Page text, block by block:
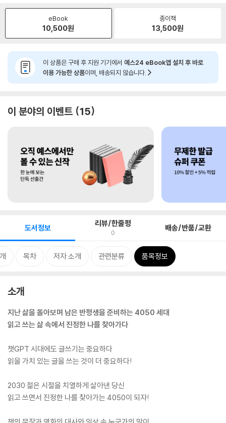
eBook
10,500원
종이책
13,500원
이 상품은 구매 후 지원 기기에서 예스24 eBook앱 설치 후 바로
이용 가능한 상품이며, 배송되지 않습니다.
이 분야의 이벤트 15
도서정보 리뷰/한줄평
0 배송/반품/교환
목차 저자 소개 관련분류 품목정보
소개
지난 삶을 돌아보며 남은 반평생을 준비하는 4050 세대
읽고 쓰는 삶 속에서 진정한 나를 찾아가다
챗GPT 시대에도 글쓰기는 중요하다
읽을 가치 있는 글을 쓰는 것이 더 중요하다!
2030 젊은 시절을 치열하게 살아낸 당신
읽고 쓰면서 진정한 나를 찾아가는 4050이 되자!